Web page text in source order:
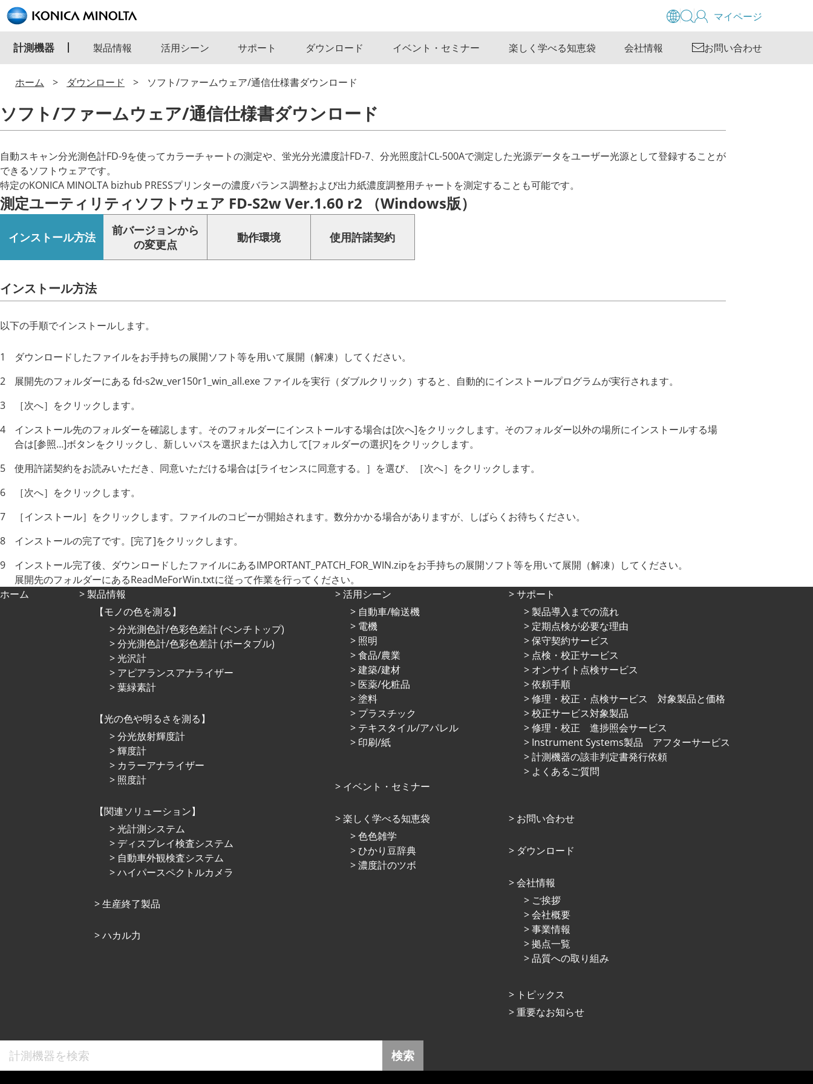
マイページ
計測機器 製品情報 活用シーン サポート ダウンロード イベント・セミナー 楽しく学べる知恵袋 会社情報 お問い合わせ
ホーム ダウンロード ソフト/ファームウェア/通信仕様書ダウンロード
ソフト/ファームウェア/通信仕様書ダウンロード
自動スキャン分光測色計FD-9を使ってカラーチャートの測定や、蛍光分光濃度計FD-7、分光照度計CL-500Aで測定した光源データをユーザー光源として登録することが
できるソフトウェアです。
特定のKONICA MINOLTA bizhub PRESSプリンターの濃度バランス調整および出力紙濃度調整用チャートを測定することも可能です。
測定ユーティリティソフトウェア FD-S2w Ver.1.60 r2 （Windows版）
インストール方法
前バージョンから
の変更点
動作環境 使用許諾契約
インストール方法
以下の手順でインストールします。
ダウンロードしたファイルをお手持ちの展開ソフト等を用いて展開（解凍）してください。
展開先のフォルダーにある fd-s2w_ver150r1_win_all.exe ファイルを実行（ダブルクリック）すると、自動的にインストールプログラムが実行されます。
［次へ］をクリックします。
インストール先のフォルダーを確認します。そのフォルダーにインストールする場合は[次へ]をクリックします。そのフォルダー以外の場所にインストールする場
合は[参照…]ボタンをクリックし、新しいパスを選択または入力して[フォルダーの選択]をクリックします。
使用許諾契約をお読みいただき、同意いただける場合は[ライセンスに同意する。］を選び、［次へ］をクリックします。
［次へ］をクリックします。
［インストール］をクリックします。ファイルのコピーが開始されます。数分かかる場合がありますが、しばらくお待ちください。
インストールの完了です。[完了]をクリックします。
インストール完了後、ダウンロードしたファイルにあるIMPORTANT_PATCH_FOR_WIN.zipをお手持ちの展開ソフト等を用いて展開（解凍）してください。
展開先のフォルダーにあるReadMeForWin.txtに従って作業を行ってください。
ホーム
製品情報
モノの色を測る
分光測色計/色彩色差計 (ベンチトップ)
分光測色計/色彩色差計 (ポータブル)
光沢計
アピアランスアナライザー
葉緑素計
光の⾊や明るさを測る
分光放射輝度計
輝度計
カラーアナライザー
照度計
関連ソリューション
光計測システム
ディスプレイ検査システム
自動車外観検査システム
ハイパースペクトルカメラ
⽣産終了製品
ハカル力
活⽤シーン
⾃動⾞/輸送機
電機
照明
⾷品/農業
建築/建材
医薬/化粧品
塗料
プラスチック
テキスタイル/アパレル
印刷/紙
イベント・セミナー
楽しく学べる知恵袋
⾊⾊雑学
ひかり⾖辞典
濃度計のツボ
サポート
製品導入までの流れ
定期点検が必要な理由
保守契約サービス
点検・校正サービス
オンサイト点検サービス
依頼手順
修理・校正・点検サービス 対象製品と価格
校正サービス対象製品
修理・校正 進捗照会サービス
Instrument Systems製品 アフターサービス
計測機器の該非判定書発行依頼
よくあるご質問
お問い合わせ
ダウンロード
会社情報
ご挨拶
会社概要
事業情報
拠点⼀覧
品質への取り組み
トピックス
重要なお知らせ
検索